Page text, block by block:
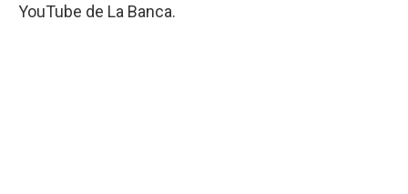
YouTube de La Banca.